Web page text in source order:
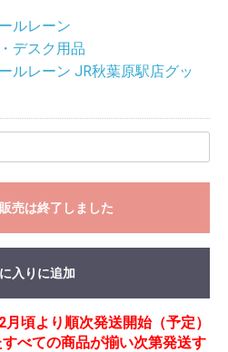
ルレーン
デスク用品
ルレーン JR秋葉原駅店グッ
売は終了しました
入りに追加
頃より順次発送開始（予定）
べての商品が揃い次第発送す